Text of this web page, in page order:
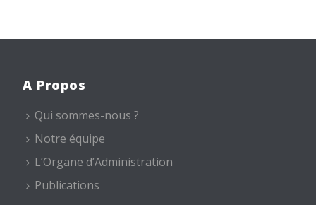
A Propos
Qui sommes-nous ?
Notre équipe
L’Organe d’Administration
Publications